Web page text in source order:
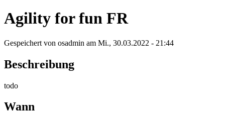
Agility for fun FR
Gespeichert von osadmin am Mi., 30.03.2022 - 21:44
Beschreibung
todo
Wann